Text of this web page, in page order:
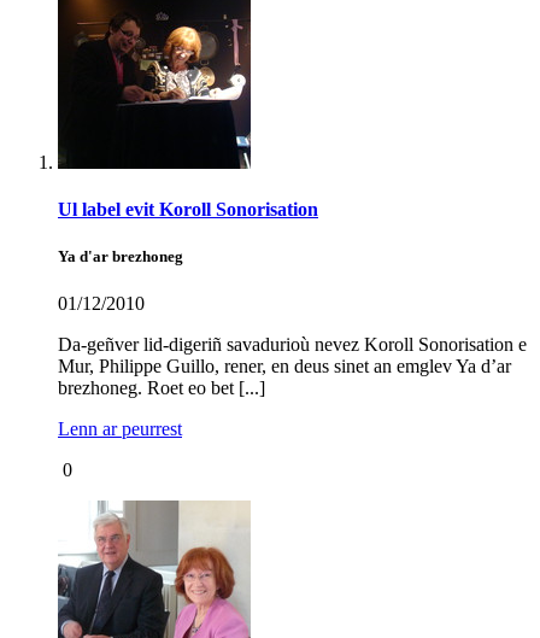
Ul label evit Koroll Sonorisation
Ya d'ar brezhoneg
01/12/2010
Da-geñver lid-digeriñ savadurioù nevez Koroll Sonorisation e
Mur, Philippe Guillo, rener, en deus sinet an emglev Ya d’ar
brezhoneg. Roet eo bet [...]
Lenn ar peurrest
0